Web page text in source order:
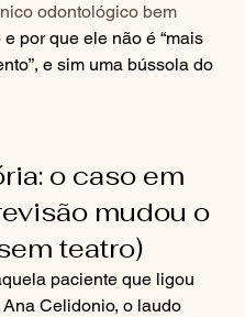
odontológico bem
e por que ele não é “mais
e sim uma bússola do
o caso em
mudou o
teatro)
paciente que ligou
Ana Celidonio, o laudo